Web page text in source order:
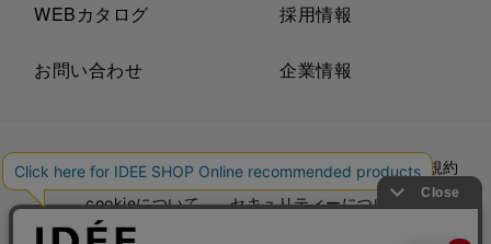
WEBカタログ
お問い合わせ
採用情報
企業情報
プライバシーポリシー 外部送信ポリシー
ご利用規約
cookieについて
セキュリティーについて
特定商取引法に基づく表示